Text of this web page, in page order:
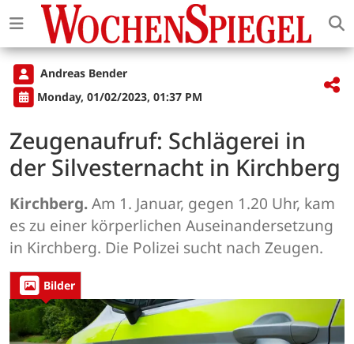
Andreas Bender
Monday, 01/02/2023, 01:37 PM
Zeugenaufruf: Schlägerei in
der Silvesternacht in Kirchberg
Kirchberg.Am 1. Januar, gegen 1.20 Uhr, kam
es zu einer körperlichen Auseinandersetzung
in Kirchberg. Die Polizei sucht nach Zeugen.
Bilder